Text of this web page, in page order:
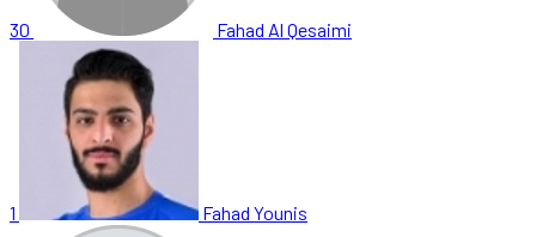
30 Fahad Al Qesaimi
1 Fahad Younis